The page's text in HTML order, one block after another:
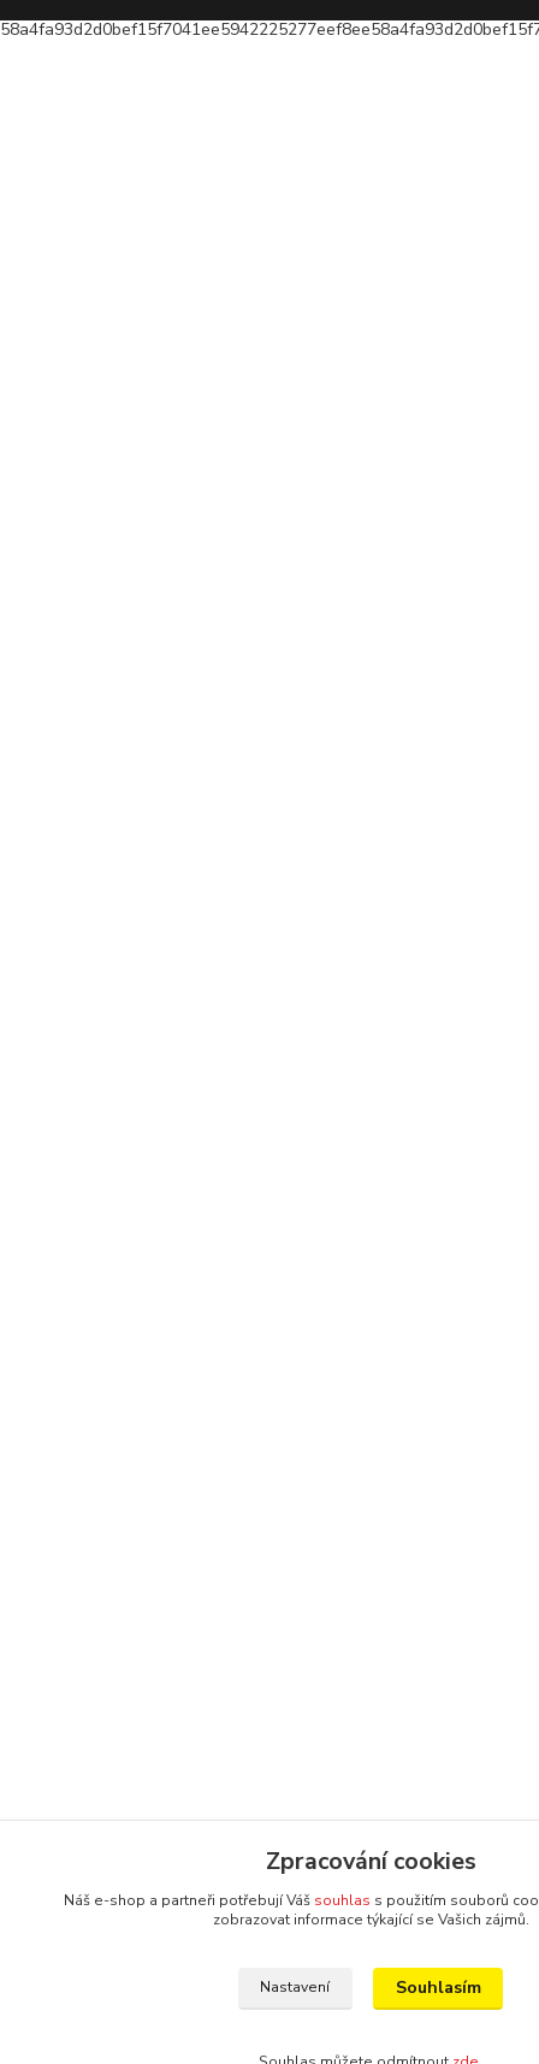
Zpracování cookies
Náš e-shop a partneři potřebují Váš souhlas s použitím souborů
zobrazovat informace týkající se Vašich zájmů.
Nastavení Souhlasím